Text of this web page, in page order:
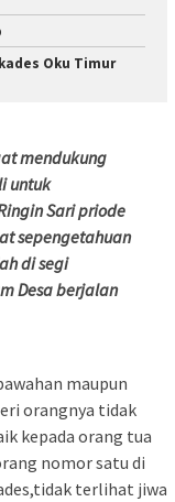
Oku Timur
mendukung
untuk
Sari priode
sepengetahuan
di segi
Desa berjalan
maupun
orangnya tidak
kepada orang tua
nomor satu di
terlihat jiwa